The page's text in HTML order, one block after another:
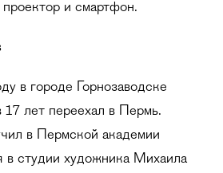
и смартфон.
в городе Горнозаводске
17 лет переехал в Пермь.
в Пермской академии
в студии художника Михаила